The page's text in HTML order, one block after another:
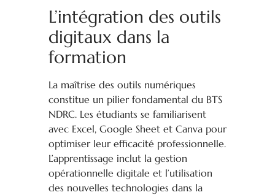
L’intégration des outils
digitaux dans la
formation
La maîtrise des outils numériques
constitue un pilier fondamental du BTS
NDRC. Les étudiants se familiarisent
avec Excel, Google Sheet et Canva pour
optimiser leur efficacité professionnelle.
L’apprentissage inclut la gestion
opérationnelle digitale et l’utilisation
des nouvelles technologies dans la